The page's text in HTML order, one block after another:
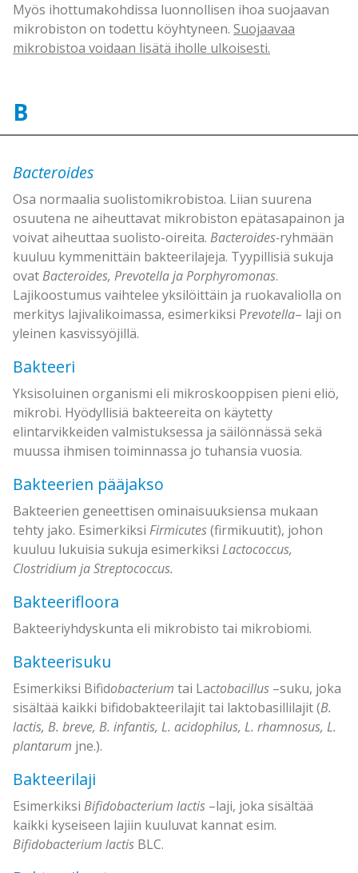
Myös ihottumakohdissa luonnollisen ihoa suojaavan
mikrobiston on todettu köyhtyneen. Suojaavaa
mikrobistoa voidaan lisätä iholle ulkoisesti.
B
Bacteroides
Osa normaalia suolistomikrobistoa. Liian suurena
osuutena ne aiheuttavat mikrobiston epätasapainon ja
voivat aiheuttaa suolisto-oireita. Bacteroides-ryhmään
kuuluu kymmenittäin bakteerilajeja. Tyypillisiä sukuja
ovatBacteroides, Prevotella ja Porphyromonas.
Lajikoostumus vaihtelee yksilöittäin ja ruokavaliolla on
merkitys lajivalikoimassa, esimerkiksi Prevotella– laji on
yleinen kasvissyöjillä.
Bakteeri
Yksisoluinen organismi eli mikroskooppisen pieni eliö,
mikrobi. Hyödyllisiä bakteereita on käytetty
elintarvikkeiden valmistuksessa ja säilönnässä sekä
muussa ihmisen toiminnassa jo tuhansia vuosia.
Bakteerien pääjakso
Bakteerien geneettisen ominaisuuksiensa mukaan
tehty jako. Esimerkiksi Firmicutes(firmikuutit), johon
kuuluu lukuisia sukuja esimerkiksi Lactococcus,
Clostridium ja Streptococcus.
Bakteerifloora
Bakteeriyhdyskunta eli mikrobisto tai mikrobiomi.
Bakteerisuku
Esimerkiksi Bifidobacterium tai Lactobacillus –suku, joka
sisältää kaikki bifidobakteerilajit tai laktobasillilajit (B.
lactis, B. breve, B. infantis, L. acidophilus, L. rhamnosus, L.
plantarum jne.).
Bakteerilaji
Esimerkiksi Bifidobacterium lactis –laji, joka sisältää
kaikki kyseiseen lajiin kuuluvat kannat esim.
Bifidobacterium lactis BLC.